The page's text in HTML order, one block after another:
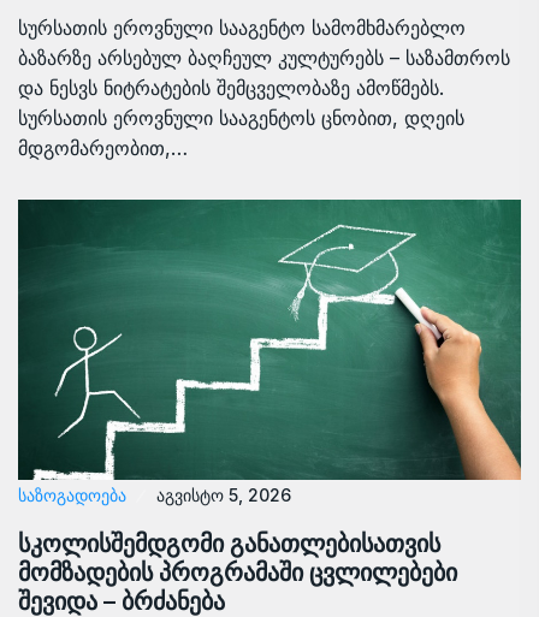
სურსათის ეროვნული სააგენტო სამომხმარებლო
ბაზარზე არსებულ ბაღჩეულ კულტურებს – საზამთროს
და ნესვს ნიტრატების შემცველობაზე ამოწმებს.
სურსათის ეროვნული სააგენტოს ცნობით, დღეის
მდგომარეობით,…
ᲡᲐᲖᲝᲒᲐᲓᲝᲔᲑᲐ აგვისტო 5, 2026
სკოლისშემდგომი განათლებისათვის
მომზადების პროგრამაში ცვლილებები
შევიდა – ბრძანება